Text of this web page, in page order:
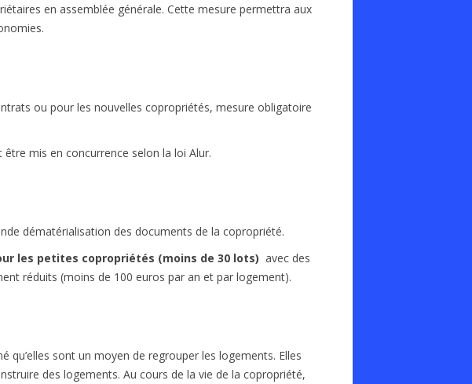
en assemblée générale. Cette mesure permettra aux
ou pour les nouvelles copropriétés, mesure obligatoire
mis en concurrence selon la loi Alur.
dématérialisation des documents de la copropriété.
les petites copropriétés (moins de 30 lots) avec des
réduits (moins de 100 euros par an et par logement).
sont un moyen de regrouper les logements. Elles
des logements. Au cours de la vie de la copropriété,